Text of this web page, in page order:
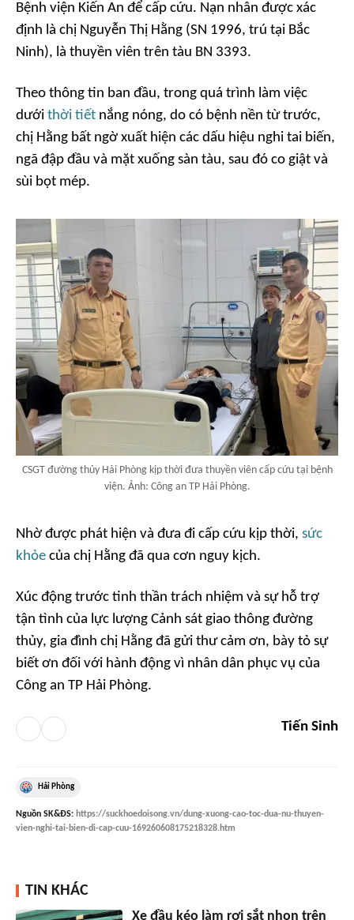
Bệnh viện Kiến An để cấp cứu. Nạn nhân được xác
định là chị Nguyễn Thị Hằng (SN 1996, trú tại Bắc
Ninh), là thuyền viên trên tàu BN 3393.
Theo thông tin ban đầu, trong quá trình làm việc
dưới thời tiết nắng nóng, do có bệnh nền từ trước,
chị Hằng bất ngờ xuất hiện các dấu hiệu nghi tai biến,
ngã đập đầu và mặt xuống sàn tàu, sau đó co giật và
sùi bọt mép.
CSGT đường thủy Hải Phòng kịp thời đưa thuyền viên cấp cứu tại bệnh
viện. Ảnh: Công an TP Hải Phòng.
Nhờ được phát hiện và đưa đi cấp cứu kịp thời, sức
khỏe của chị Hằng đã qua cơn nguy kịch.
Xúc động trước tinh thần trách nhiệm và sự hỗ trợ
tận tình của lực lượng Cảnh sát giao thông đường
thủy, gia đình chị Hằng đã gửi thư cảm ơn, bày tỏ sự
biết ơn đối với hành động vì nhân dân phục vụ của
Công an TP Hải Phòng.
Tiến Sinh
Hải Phòng
Nguồn SK&ĐS: https://suckhoedoisong.vn/dung-xuong-cao-toc-dua-nu-thuyen-
vien-nghi-tai-bien-di-cap-cuu-169260608175218328.htm
TIN KHÁC
Xe đầu kéo làm rơi sắt nhọn trên